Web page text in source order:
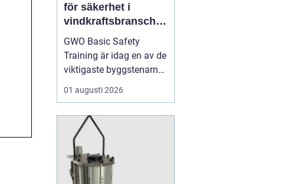
för säkerhet i
vindkraftsbransche
n
GWO Basic Safety
Training är idag en av de
viktigaste byggstenarna
för alla som vill arbeta
professionellt inom
skapar en gemensam
säkerhetsnivå i en
bransch där jobbet ofta
sker långt frå...
01 augusti 2026